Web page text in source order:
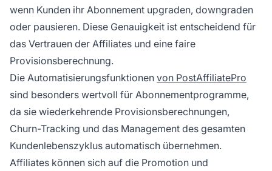
wenn Kunden ihr Abonnement upgraden, downgraden
oder pausieren. Diese Genauigkeit ist entscheidend für
das Vertrauen der Affiliates und eine faire
Provisionsberechnung.
Die Automatisierungsfunktionen von PostAffiliatePro
sind besonders wertvoll für Abonnementprogramme,
da sie wiederkehrende Provisionsberechnungen,
Churn-Tracking und das Management des gesamten
Kundenlebenszyklus automatisch übernehmen.
Affiliates können sich auf die Promotion und